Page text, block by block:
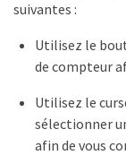
suivantes :
Utilisez le
de compteur
Utilisez le
sélectionner
afin de vous